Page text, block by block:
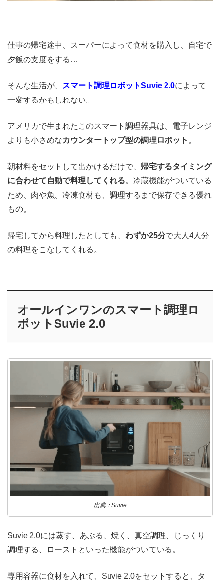
仕事の帰宅途中、スーパーによって食材を購入し、自宅で
夕飯の支度をする…
そんな生活が、 スマート調理ロボットSuvie 2.0によって
一変するかもしれない。
アメリカで生まれたこのスマート調理器具は、電子レンジ
よりも小さめなカウンタートップ型の調理ロボット 。
朝材料をセットして出かけるだけで、 帰宅するタイミング
に合わせて自動で料理してくれる。冷蔵機能がついている
ため、肉や魚、冷凍食材も、調理するまで保存できる優れ
もの。
帰宅してから料理したとしても、 わずか25分で大人4人分
の料理をこなしてくれる。
オールインワンのスマート調理ロ
ボットSuvie 2.0
出典：Suvie
Suvie 2.0には蒸す、あぶる、焼く、真空調理、じっくり
調理する、ローストといった機能がついている。
専用容器に食材を入れて、Suvie 2.0をセットすると、タ